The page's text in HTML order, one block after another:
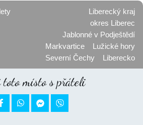
Liberecký kraj
okres Liberec
Jablonné v Podještědí
Markvartice
Lužické hory
Severní Čechy
Liberecko
místo s přáteli
